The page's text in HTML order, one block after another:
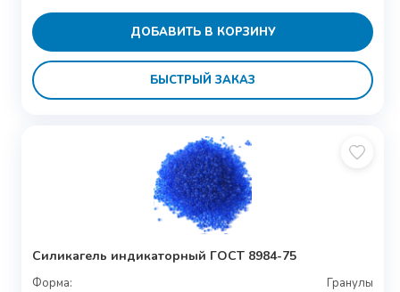
ДОБАВИТЬ В КОРЗИНУ
БЫСТРЫЙ ЗАКАЗ
Силикагель индикаторный ГОСТ 8984-75
Форма:
Гранулы